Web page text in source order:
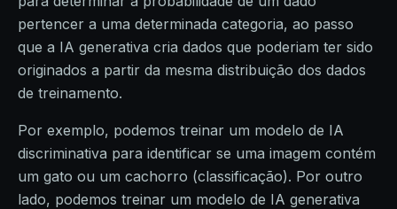
pertencer a uma determinada categoria, ao passo
que a IA generativa cria dados que poderiam ter sido
originados a partir da mesma distribuição dos dados
de treinamento.
Por exemplo, podemos treinar um modelo de IA
discriminativa para identificar se uma imagem contém
um gato ou um cachorro (classificação). Por outro
lado, podemos treinar um modelo de IA generativa